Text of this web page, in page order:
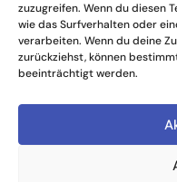
zuzugreifen. Wenn du diesen
wie das Surfverhalten oder
verarbeiten. Wenn du deine
zurückziehst, können
beeinträchtigt werden.
Folge uns